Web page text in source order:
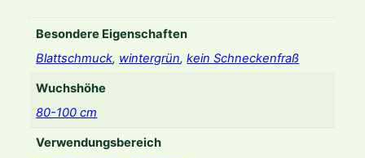
i
m
Besondere Eigenschaften
Blattschmuck, wintergrün,kein Schneckenfraß
Wuchshöhe
80-100 cm
Verwendungsbereich